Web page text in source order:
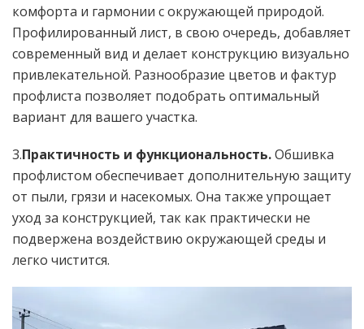
комфорта и гармонии с окружающей природой.
Профилированный лист, в свою очередь, добавляет
современный вид и делает конструкцию визуально
привлекательной. Разнообразие цветов и фактур
профлиста позволяет подобрать оптимальный
вариант для вашего участка.
3.Практичность и функциональность.Обшивка
профлистом обеспечивает дополнительную защиту
от пыли, грязи и насекомых. Она также упрощает
уход за конструкцией, так как практически не
подвержена воздействию окружающей среды и
легко чистится.